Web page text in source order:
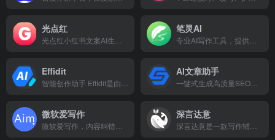
光点红 笔灵AI
Effidit AI文章助手
微软爱写作 深言达意